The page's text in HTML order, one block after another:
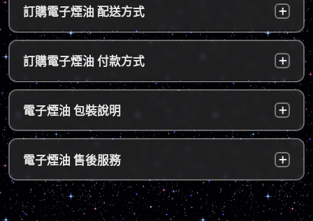
訂購電子煙油 配送方式
台灣本島：
a. 黑貓宅配：訂單成立後，24小時內寄出，2
～5個工作天內可送達指定地址。
b. 7-11便利店：訂單成立後，24小時內寄出，
2～5個工作天內可送達指定便利店。（ 如遇休
延。遇異常出貨情況，將另外通知您）。
*提示1：線上支付成功並至便利店取貨者須核
對證件，取貨人必須是商品託運單上的收件
人，收件人請勿使用暱稱、假名以免無法順利
取貨。
訂購電子煙油 付款方式
貨到付款：
使用貨到付款方式只需於配達貨物時，將訂單
款項以新台幣現金的方式繳款，即可完成付
款。
超商付款：
訂單送達門市後，會寄送簡訊通知取貨，請至
超商告知門市人員您訂購時所填寫的聯絡電話
後三碼，並付款取貨。
電子煙油 包裝說明
隱密包裝：
由於台灣法律政策原因，包裝上不會註明內容
物，謝謝理解。
電子煙油 售後服務
退換貨原則 包裹拆封請全程錄影，已確保雙方權益。